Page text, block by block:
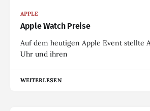
APPLE
Apple Watch Preise
Auf dem heutigen Apple Event stellte
Uhr und ihren
WEITERLESEN